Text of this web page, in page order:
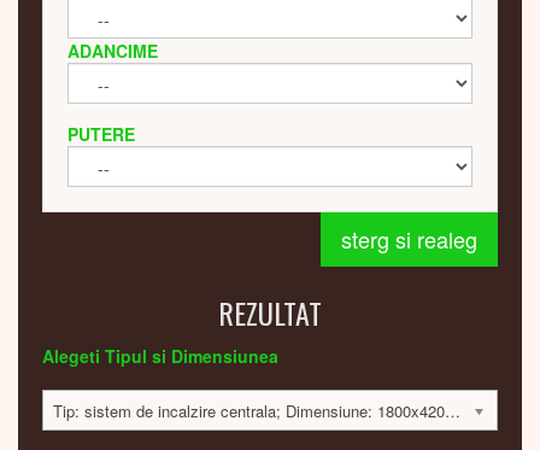
ADANCIME
PUTERE
sterg si realeg
REZULTAT
Alegeti Tipul si Dimensiunea
Tip: sistem de incalzire centrala; Dimensiune: 1800x420x60; 584 Watt; 7100 lei